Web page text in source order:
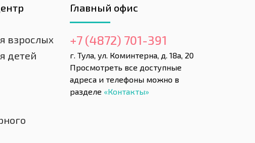
взрослых
детей
Главный офис
+7 (4872) 701-391
г. Тула, ул. Коминтерна, д. 18а, 20
Просмотреть все доступные
адреса и телефоны можно в
разделе «Контакты»